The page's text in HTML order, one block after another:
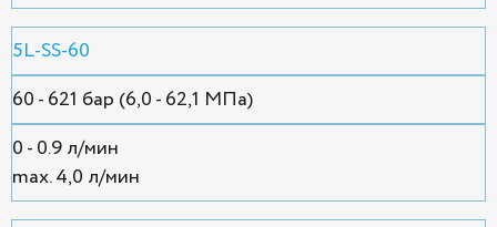
5L-SS-60
60 - 621 бар (6,0 - 62,1 МПа)
0 - 0.9 л/мин
max. 4,0 л/мин